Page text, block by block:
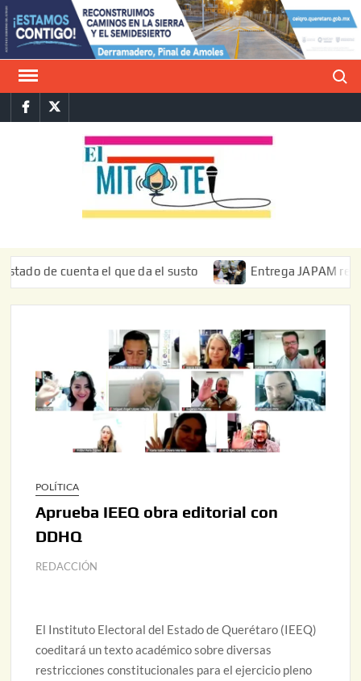
Saltar
al
contenido
FacebookTwitter
de cuenta el que da el susto Entrega JAPAM
POLÍTICA
Aprueba IEEQ obra editorial con
DDHQ
REDACCIÓN
El Instituto Electoral del Estado de Querétaro (IEEQ)
coeditará un texto académico sobre diversas
restricciones constitucionales para el ejercicio pleno